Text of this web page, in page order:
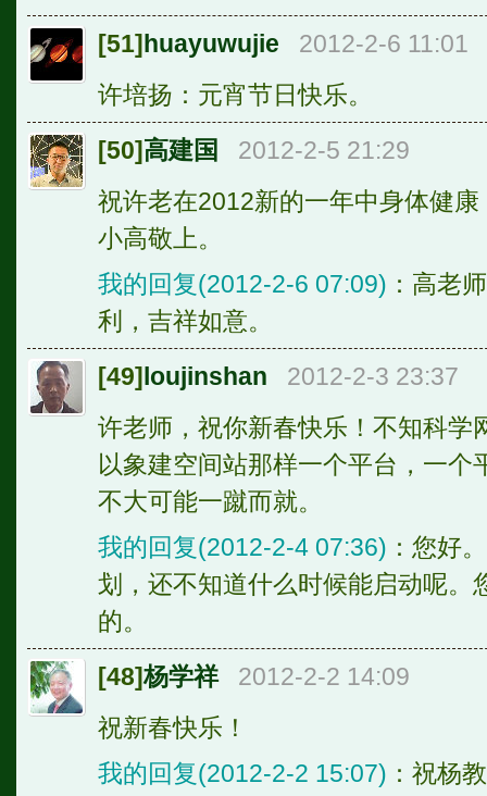
[51]huayuwujie
2012-2-6 11:01
许培扬：元宵节日快乐。
[50]高建国
2012-2-5 21:29
祝许老在2012新的一年中身体健
小高敬上。
我的回复(2012-2-6 07:09) ：高老
利，吉祥如意。
[49]loujinshan
2012-2-3 23:37
许老师，祝你新春快乐！不知科学
以象建空间站那样一个平台，一
不大可能一蹴而就。
我的回复(2012-2-4 07:36) ：您好
划，还不知道什么时候能启动呢。
的。
[48]杨学祥
2012-2-2 14:09
祝新春快乐！
我的回复(2012-2-2 15:07) ：祝杨